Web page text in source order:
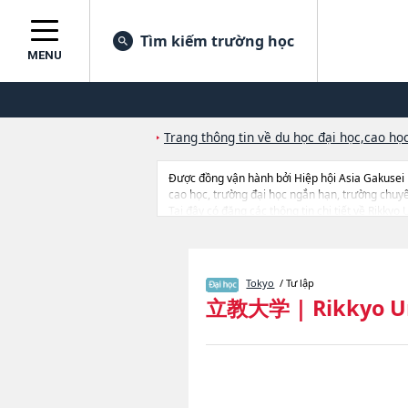
MENU
Tìm kiếm trường học
Trang thông tin về du học đại học,cao
Được đồng vận hành bởi Hiệp hội Asia Gakusei
cao học, trường đại học ngắn hạn, trường
Tại đây có đăng các thông tin chi tiết về
Intercultural Communication, Global Liberal
đến thi tuyển như số lượng tuyển sinh, số
Tokyo / Tư lập
立教大学 | Rikkyo